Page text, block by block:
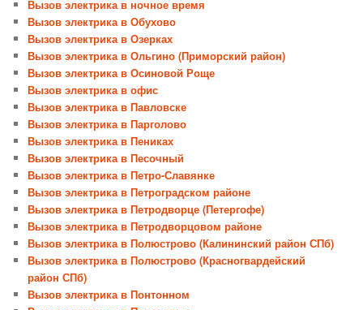
Вызов электрика в ночное время
Вызов электрика в Обухово
Вызов электрика в Озерках
Вызов электрика в Ольгино (Приморский район)
Вызов электрика в Осиновой Роще
Вызов электрика в офис
Вызов электрика в Павловске
Вызов электрика в Парголово
Вызов электрика в Пениках
Вызов электрика в Песочный
Вызов электрика в Петро-Славянке
Вызов электрика в Петроградском районе
Вызов электрика в Петродворце (Петергофе)
Вызов электрика в Петродворцовом районе
Вызов электрика в Полюстрово (Калининский район СПб)
Вызов электрика в Полюстрово (Красногвардейский
район СПб)
Вызов электрика в Понтонном